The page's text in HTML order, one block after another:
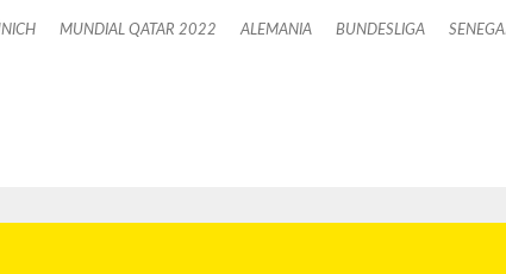
MUNDIAL QATAR 2022 ALEMANIA BUNDESLIGA